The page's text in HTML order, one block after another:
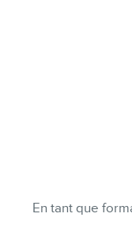
En tant que